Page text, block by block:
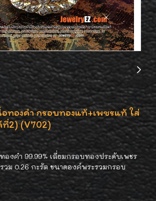
ทองคำ กรอบทองแท้+เพชรแท้ ใส่
ที่2) (V702)
งคำ 99.99% เลี่ยมกรอบทองประดับเพชร
ม 0.26 กะรัต ขนาดองค์พระรวมกรอบ